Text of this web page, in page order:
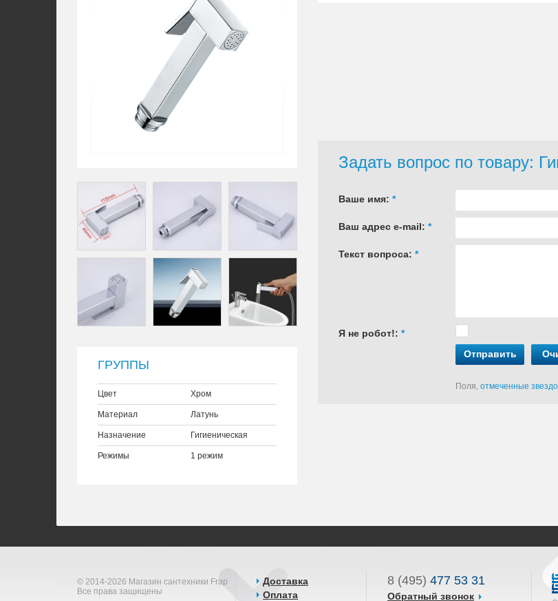
ГРУППЫ
Цвет Хром
Материал Латунь
Назначение Гигиеническая
Режимы 1 режим
Задать вопрос по товару:
Ваше имя: *
Ваш адрес e-mail: *
Текст вопроса: *
Я не робот!: *
Отправить
Поля, отмеченные
© 2014-2026 Магазин сантехники Frap
Все права защищены
Доставка
Оплата
8 (495) 477 53 31
Обратный звонок